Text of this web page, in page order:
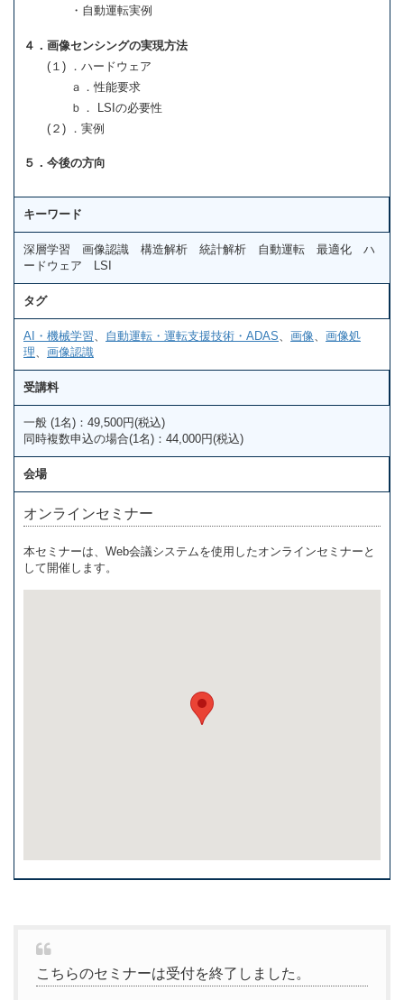
・自動運転実例
４．画像センシングの実現方法
(１) ．ハードウェア
ａ．性能要求
ｂ． LSIの必要性
(２) ．実例
５．今後の方向
キーワード
深層学習 画像認識 構造解析 統計解析 自動運転 最適化 ハ
ードウェア LSI
タグ
AI・機械学習 自動運転・運転支援技術・ADAS 画像
画像処
理
画像認識
受講料
一般 (1名)：49,500円(税込)
同時複数申込の場合(1名)：44,000円(税込)
会場
オンラインセミナー
本セミナーは、Web会議システムを使用したオンラインセミナーと
して開催します。
こちらのセミナーは受付を終了しました。